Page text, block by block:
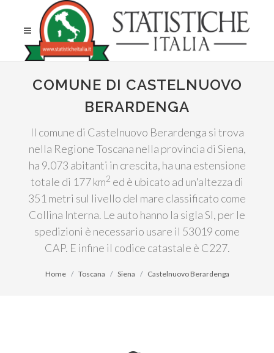
COMUNE DI CASTELNUOVO
BERARDENGA
Il comune di Castelnuovo Berardenga si trova
nella Regione Toscana nella provincia di Siena,
ha 9.073 abitanti in crescita, ha una estensione
totale di 177 km2 ed è ubicato ad un'altezza di
351 metri sul livello del mare classificato come
Collina Interna. Le auto hanno la sigla SI, per le
spedizioni è necessario usare il 53019 come
CAP. E infine il codice catastale è C227.
Home Toscana Siena Castelnuovo Berardenga